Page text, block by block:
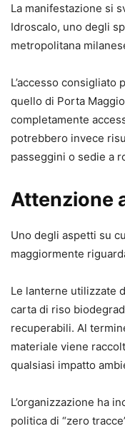
La manifestazione si
Idroscalo, uno degli
metropolitana
L’accesso
quello di Porta
completamente
potrebbero invece
passeggini o sedie a
Attenzione
Uno degli aspetti su
maggiormente
Le lanterne utilizzate
carta di riso
recuperabili. Al
materiale viene
qualsiasi impatto
L’organizzazione ha
politica di “zero